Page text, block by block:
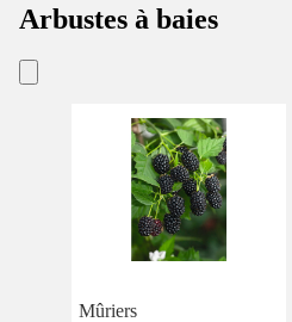
Arbustes à baies
Mûriers